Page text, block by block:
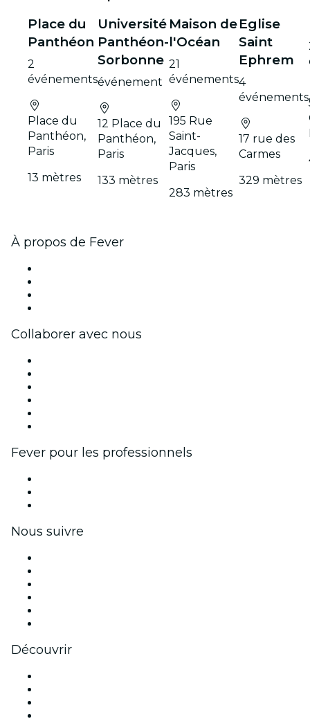
Place du
Panthéon
2
événements
Place du
Panthéon,
Paris
13 mètres
Université
Panthéon-
Sorbonne
événement
12 Place du
Panthéon,
Paris
133 mètres
Maison de
l'Océan
21
événements
195 Rue
Saint-
Jacques,
Paris
283 mètres
Eglise
Saint
Ephrem
4
événements
17 rue des
Carmes
329 mètres
À propos de Fever
Collaborer avec nous
Fever pour les professionnels
Nous suivre
Découvrir